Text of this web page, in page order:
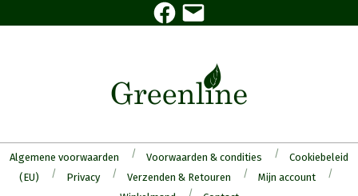
to
Facebook
E-
mail
Algemene voorwaarden Voorwaarden & condities
Cookiebeleid
(EU)
Privacy Verzenden & Retouren
Mijn account